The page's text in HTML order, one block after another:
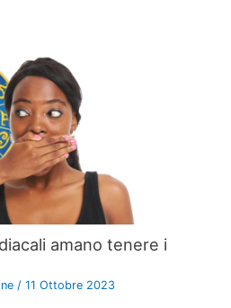
amano tenere i
/11 Ottobre 2023